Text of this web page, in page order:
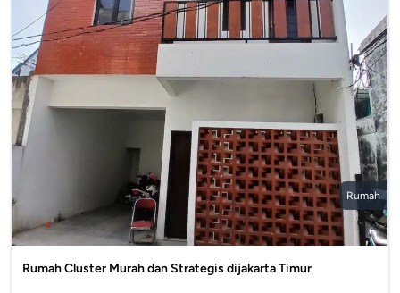
Rumah
Rumah Cluster Murah dan Strategis dijakarta Timur